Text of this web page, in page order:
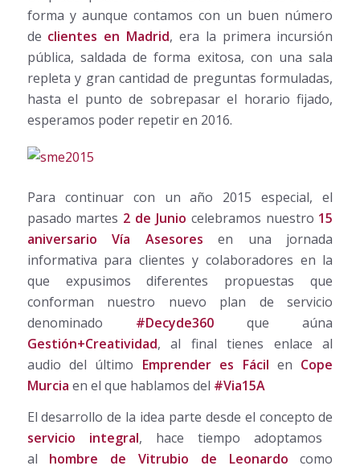
forma y aunque contamos con un buen número
de clientes en Madrid, era la primera incursión
pública, saldada de forma exitosa, con una sala
repleta y gran cantidad de preguntas formuladas,
hasta el punto de sobrepasar el horario fijado,
esperamos poder repetir en 2016.
Para continuar con un año 2015 especial, el
pasado martes 2 de Junio celebramos nuestro 15
aniversario Vía Asesores en una jornada
informativa para clientes y colaboradores en la
que expusimos diferentes propuestas que
conforman nuestro nuevo plan de servicio
denominado #Decyde360que aúna
Gestión+Creatividad, al final tienes enlace al
audio del último Emprender es Fácil en Cope
Murcia en el que hablamos del #Via15A
El desarrollo de la idea parte desde el concepto de
servicio integral, hace tiempo adoptamos
al hombre de Vitrubio de Leonardo como